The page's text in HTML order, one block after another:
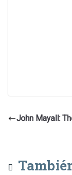
John Mayall: